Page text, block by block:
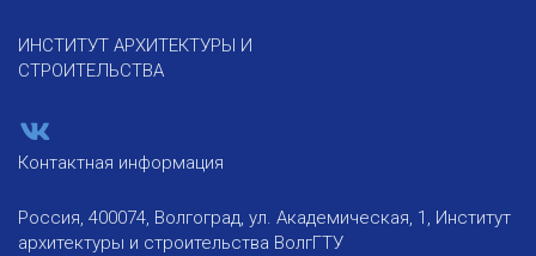
ИНСТИТУТ АРХИТЕКТУРЫ И
СТРОИТЕЛЬСТВА
Контактная информация
Россия, 400074, Волгоград, ул. Академическая, 1, Институт
архитектуры и строительства ВолгГТУ